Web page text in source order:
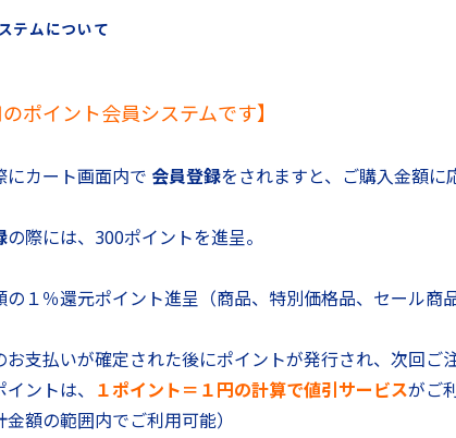
テムについて
のポイント会員システムです】
にカート画面内で 会員登録をされますと、ご購入金額
の際には、300ポイントを進呈。
１％還元ポイント進呈（商品、特別価格品、セール商
お支払いが確定された後にポイントが発行され、次回ご
ントは、 １ポイント＝１円の計算で値引サービスがご
額の範囲内でご利用可能）